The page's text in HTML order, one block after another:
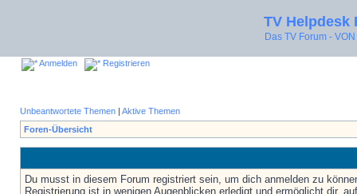
TV Helpdesk
Das TV Forum -
Anmelden Registrieren
Unbeantwortete Themen | Aktive Themen
Foren-Übersicht
Du musst in diesem Forum registriert sein, um dich anmelden zu
Registrierung ist in wenigen Augenblicken erledigt und ermöglicht dir, auf